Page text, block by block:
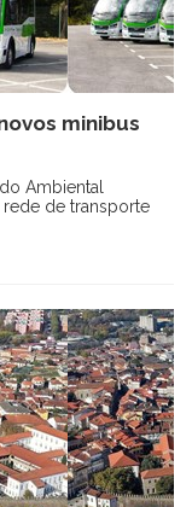
minibus
Ambiental
de transporte